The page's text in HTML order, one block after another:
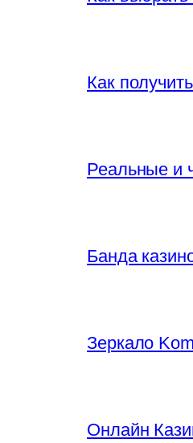
Как
Реальные и
Банда
Зеркало
Онлайн